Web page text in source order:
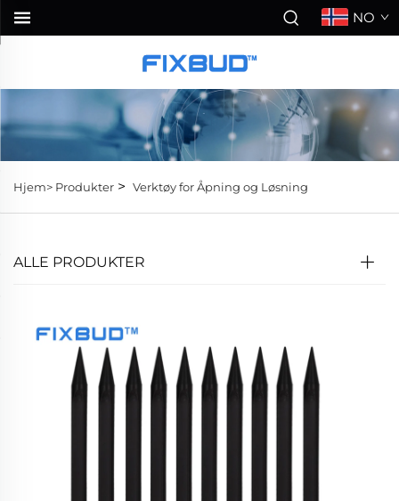
NO
Hjem> Produkter > Verktøy for Åpning og Løsning
ALLE PRODUKTER